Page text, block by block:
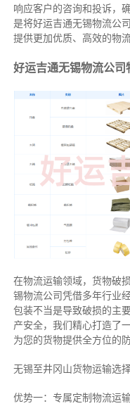
响应客户的咨询和投诉，
是将好运吉通无锡物流公
提供更加优质、高效的物流
好运吉通无锡物流公司
在物流运输领域，货物破
锡物流公司凭借多年行业
包装不当是导致破损的主
产安全，我们精心打造了
为您的货物提供全方位的防
无锡至井冈山货物运输选
优势一：专属定制物流运